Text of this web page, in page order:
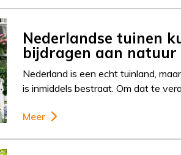
Nederlandse tuinen
bijdragen aan natuur
Nederland is een echt tuinland,
is inmiddels bestraat. Om dat te
Meer